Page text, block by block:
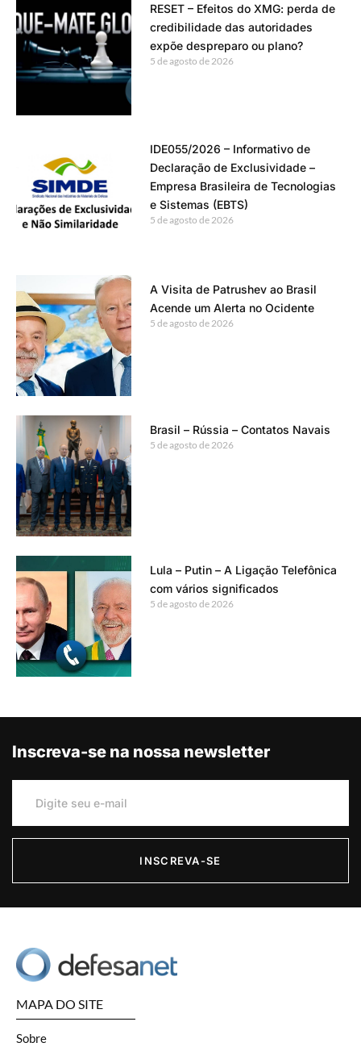
RESET – Efeitos do XMG: perda de
credibilidade das autoridades
expõe despreparo ou plano?
5 de agosto de 2026
IDE055/2026 – Informativo de
Declaração de Exclusividade –
Empresa Brasileira de Tecnologias
e Sistemas (EBTS)
5 de agosto de 2026
A Visita de Patrushev ao Brasil
Acende um Alerta no Ocidente
5 de agosto de 2026
Brasil – Rússia – Contatos Navais
5 de agosto de 2026
Lula – Putin – A Ligação Telefônica
com vários significados
5 de agosto de 2026
Inscreva-se na nossa newsletter
INSCREVA-SE
MAPA DO SITE
Sobre